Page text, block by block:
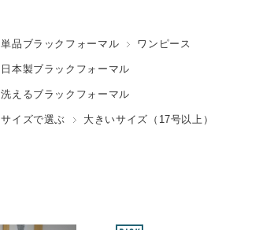
単品ブラックフォーマル ワンピース
日本製ブラックフォーマル
洗えるブラックフォーマル
サイズで選ぶ 大きいサイズ（17号以上）